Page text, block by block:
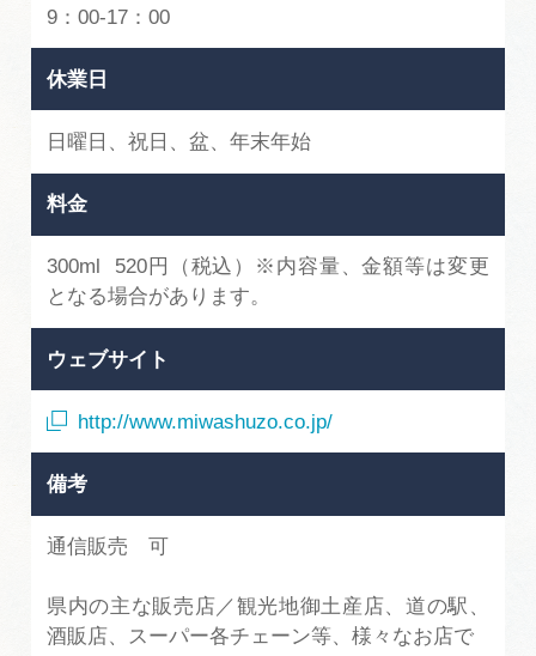
9：00-17：00
休業日
日曜日、祝日、盆、年末年始
料金
300ml 520円（税込）※内容量、金額等は変更
となる場合があります。
ウェブサイト
http://www.miwashuzo.co.jp/
備考
通信販売 可
県内の主な販売店／観光地御土産店、道の駅、
酒販店、スーパー各チェーン等、様々なお店で